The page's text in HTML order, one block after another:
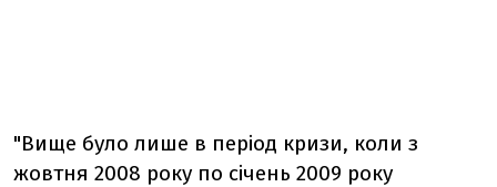
"Вище було лише в період кризи, коли з
жовтня 2008 року по січень 2009 року